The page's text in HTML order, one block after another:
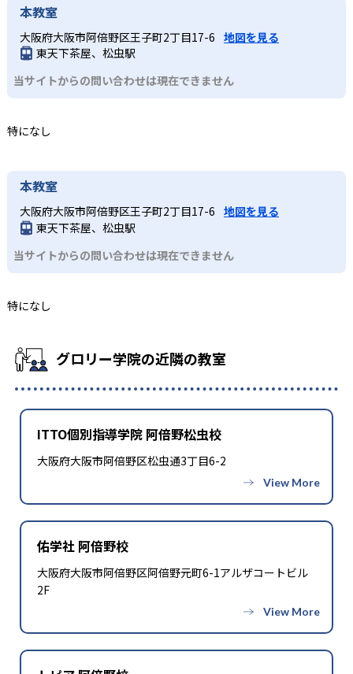
本教室
大阪府大阪市阿倍野区王子町2丁目17-6 地図を見る
東天下茶屋、松虫駅
当サイトからの問い合わせは現在できません
特になし
本教室
大阪府大阪市阿倍野区王子町2丁目17-6 地図を見る
東天下茶屋、松虫駅
当サイトからの問い合わせは現在できません
特になし
グロリー学院の近隣の教室
ITTO個別指導学院 阿倍野松虫校
大阪府大阪市阿倍野区松虫通3丁目6-2
佑学社 阿倍野校
大阪府大阪市阿倍野区阿倍野元町6-1アルザコートビル
2F